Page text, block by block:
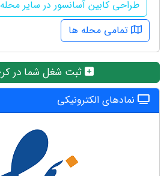
طراحی کابین آسانسور در سایر
تمامی محله ها
ثبت شغل شما در
نمادهای الکترونیکی